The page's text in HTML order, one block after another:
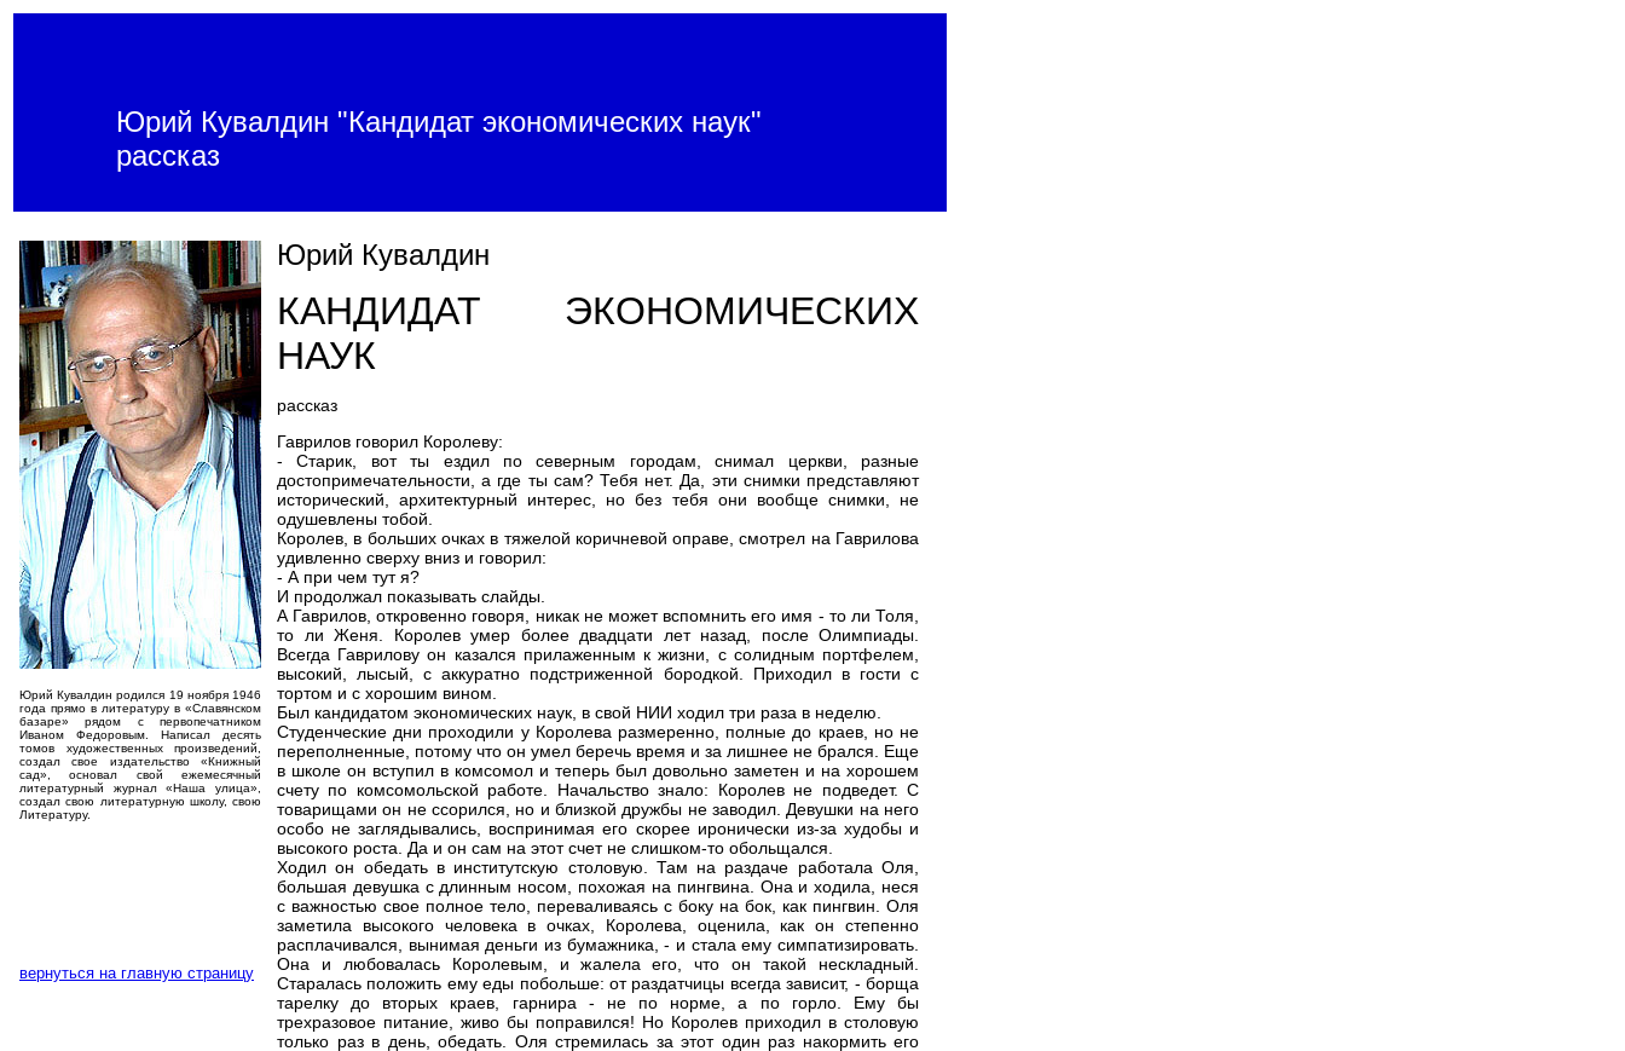
Юрий Кувалдин "Кандидат экономических наук"
рассказ
Юрий Кувалдин родился 19 ноября 1946
года прямо в литературу в «Славянском
базаре» рядом с первопечатником
Иваном Федоровым. Написал десять
томов художественных произведений,
создал свое издательство «Книжный
сад», основал свой ежемесячный
литературный журнал «Наша улица»,
создал свою литературную школу, свою
Литературу.
вернуться на главную страницу
Юрий Кувалдин
КАНДИДАТ ЭКОНОМИЧЕСКИХ
НАУК
рассказ
Гаврилов говорил Королеву:
- Старик, вот ты ездил по северным городам, снимал церкви, разные
достопримечательности, а где ты сам? Тебя нет. Да, эти снимки представляют
исторический, архитектурный интерес, но без тебя они вообще снимки, не
одушевлены тобой.
Королев, в больших очках в тяжелой коричневой оправе, смотрел на Гаврилова
удивленно сверху вниз и говорил:
- А при чем тут я?
И продолжал показывать слайды.
А Гаврилов, откровенно говоря, никак не может вспомнить его имя - то ли Толя,
то ли Женя. Королев умер более двадцати лет назад, после Олимпиады.
Всегда Гаврилову он казался прилаженным к жизни, с солидным портфелем,
высокий, лысый, с аккуратно подстриженной бородкой. Приходил в гости с
тортом и с хорошим вином.
Был кандидатом экономических наук, в свой НИИ ходил три раза в неделю.
Студенческие дни проходили у Королева размеренно, полные до краев, но не
переполненные, потому что он умел беречь время и за лишнее не брался. Еще
в школе он вступил в комсомол и теперь был довольно заметен и на хорошем
счету по комсомольской работе. Начальство знало: Королев не подведет. С
товарищами он не ссорился, но и близкой дружбы не заводил. Девушки на него
особо не заглядывались, воспринимая его скорее иронически из-за худобы и
высокого роста. Да и он сам на этот счет не слишком-то обольщался.
Ходил он обедать в институтскую столовую. Там на раздаче работала Оля,
большая девушка с длинным носом, похожая на пингвина. Она и ходила, неся
с важностью свое полное тело, переваливаясь с боку на бок, как пингвин. Оля
заметила высокого человека в очках, Королева, оценила, как он степенно
расплачивался, вынимая деньги из бумажника, - и стала ему симпатизировать.
Она и любовалась Королевым, и жалела его, что он такой нескладный.
Старалась положить ему еды побольше: от раздатчицы всегда зависит, - борща
тарелку до вторых краев, гарнира - не по норме, а по горло. Ему бы
трехразовое питание, живо бы поправился! Но Королев приходил в столовую
только раз в день, обедать. Оля стремилась за этот один раз накормить его